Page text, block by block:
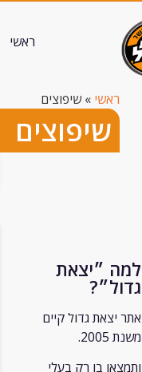
ראשי
ראשי » שיפוצים
שיפוצים
למה ״יצאת
גדול״?
אתר יצאת גדול קיים
משנת 2005.
ותמצאו בו רק בעלי